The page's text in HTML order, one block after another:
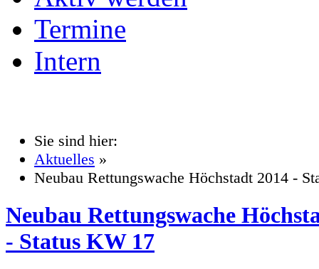
Termine
Intern
Sie sind hier:
Aktuelles »
Neubau Rettungswache Höchstadt 2014 -
Neubau Rettungswache
- Status KW 17